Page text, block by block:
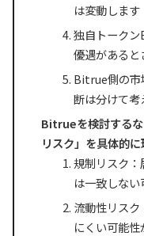
は変動します
独自トーク
優遇がある
Bitrue側の市
断は分けて
Bitrueを検討する
リスク」を具体的
規制リスク
は一致しな
流動性リス
にくい可能